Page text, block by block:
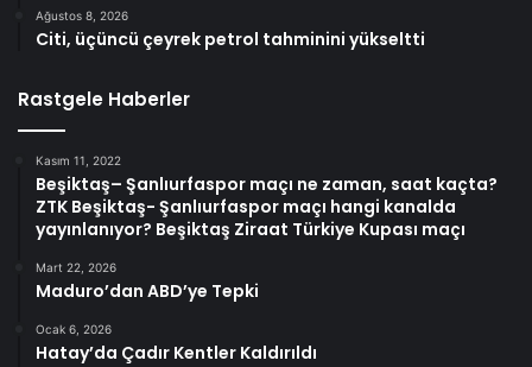
Ağustos 8, 2026
Citi, üçüncü çeyrek petrol tahminini yükseltti
Rastgele Haberler
Kasım 11, 2022
Beşiktaş– Şanlıurfaspor maçı ne zaman, saat kaçta?
ZTK Beşiktaş- Şanlıurfaspor maçı hangi kanalda
yayınlanıyor? Beşiktaş Ziraat Türkiye Kupası maçı
Mart 22, 2026
Maduro’dan ABD’ye Tepki
Ocak 6, 2026
Hatay’da Çadır Kentler Kaldırıldı